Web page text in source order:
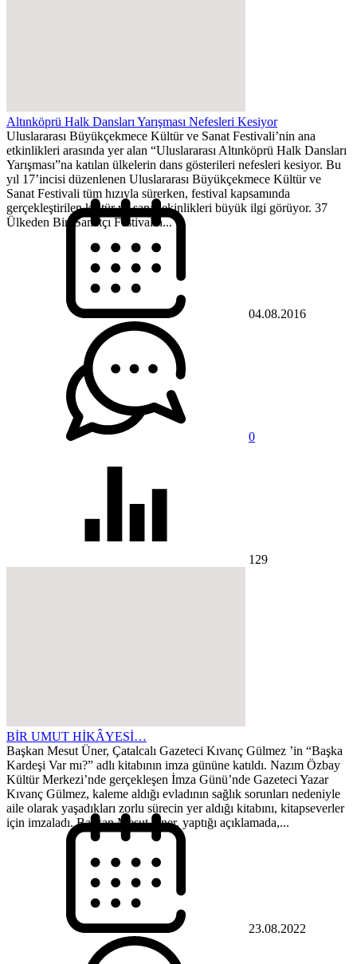
Altınköprü Halk Dansları Yarışması Nefesleri Kesiyor
Uluslararası Büyükçekmece Kültür ve Sanat Festivali’nin ana
etkinlikleri arasında yer alan “Uluslararası Altınköprü Halk Dansları
Yarışması”na katılan ülkelerin dans gösterileri nefesleri kesiyor. Bu
yıl 17’incisi düzenlenen Uluslararası Büyükçekmece Kültür ve
Sanat Festivali tüm hızıyla sürerken, festival kapsamında
gerçekleştirilen kültür ve sanat ekinlikleri büyük ilgi görüyor. 37
Ülkeden Bin Sanatçı Festivalin...
04.08.2016
0
129
BİR UMUT HİKÂYESİ…
Başkan Mesut Üner, Çatalcalı Gazeteci Kıvanç Gülmez ’in “Başka
Kardeşi Var mı?” adlı kitabının imza gününe katıldı. Nazım Özbay
Kültür Merkezi’nde gerçekleşen İmza Günü’nde Gazeteci Yazar
Kıvanç Gülmez, kaleme aldığı evladının sağlık sorunları nedeniyle
aile olarak yaşadıkları zorlu sürecin yer aldığı kitabını, kitapseverler
için imzaladı. Başkan Mesut Üner, yaptığı açıklamada,...
23.08.2022